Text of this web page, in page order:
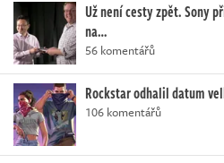
Už není cesty zpět. Sony
na…
56 komentářů
Rockstar odhalil datum
106 komentářů